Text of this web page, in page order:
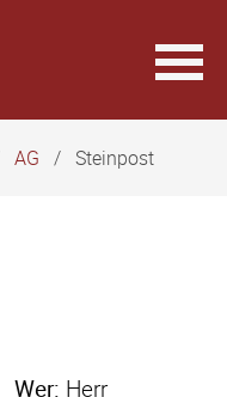
AG Steinpost
Wer: Herr